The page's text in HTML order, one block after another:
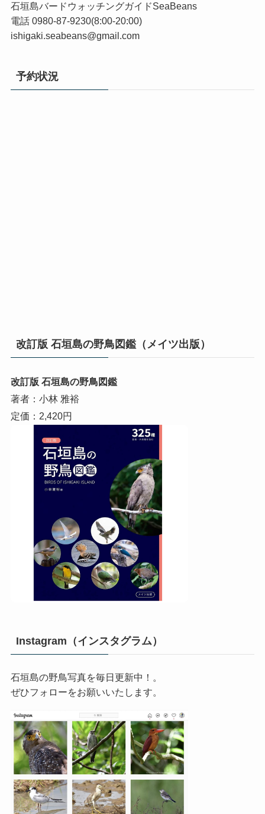
石垣島バードウォッチングガイドSeaBeans
電話 0980-87-9230(8:00-20:00)
ishigaki.seabeans@gmail.com
予約状況
改訂版 石垣島の野鳥図鑑（メイツ出版）
改訂版 石垣島の野鳥図鑑
著者：小林 雅裕
定価：2,420円
Instagram（インスタグラム）
石垣島の野鳥写真を毎日更新中！。
ぜひフォローをお願いいたします。